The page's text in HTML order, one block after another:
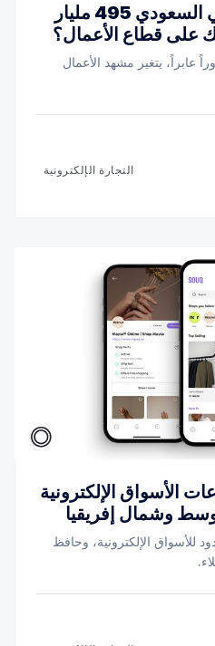
تجاوز الاقتصاد الرقمي السعودي 495 مليار
على قطاع الأعمال؟
عابراً، يتغير مشهد الأعمال
التجارة الإلكترونية
الأسواق الإلكترونية
وشمال إفريقيا
للأسواق الإلكترونية، وحافظ